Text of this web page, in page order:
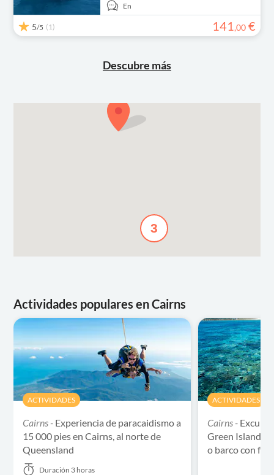
En
5/5 (1) 141,00 €
Descubre más
3
Actividades populares en Cairns
ACTIVIDADES
Cairns - Experiencia de paracaidismo a
15 000 pies en Cairns, al norte de
Queensland
Duración 3 horas
ACTIVIDADES
Cairns -
Green Island
o barco con